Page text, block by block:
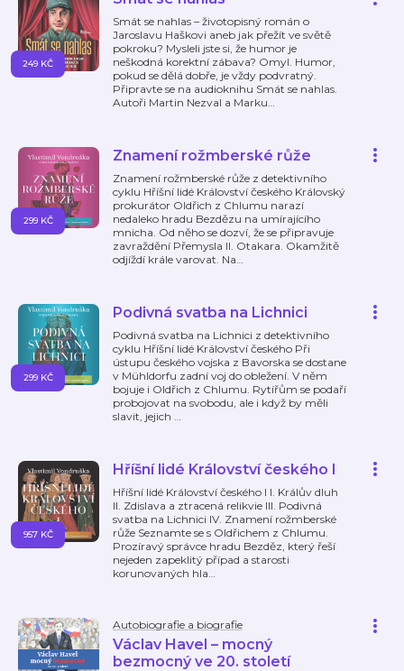
Smát se nahlas – životopisný román o
Jaroslavu Haškovi aneb jak přežít ve světě
pokroku? Mysleli jste si, že humor je
neškodná korektní zábava? Omyl. Humor,
pokud se dělá dobře, je vždy podvratný.
Připravte se na audioknihu Smát se nahlas.
Autoři Martin Nezval a Marku…
249 KČ
Znamení rožmberské růže
Znamení rožmberské růže z detektivního
cyklu Hříšní lidé Království českého Královský
prokurátor Oldřich z Chlumu narazí
nedaleko hradu Bezdězu na umírajícího
mnicha. Od něho se dozví, že se připravuje
zavraždění Přemysla II. Otakara. Okamžitě
odjíždí krále varovat. Na…
299 KČ
Podivná svatba na Lichnici
Podivná svatba na Lichnici z detektivního
cyklu Hříšní lidé Království českého Při
ústupu českého vojska z Bavorska se dostane
v Mühldorfu zadní voj do obležení. V něm
bojuje i Oldřich z Chlumu. Rytířům se podaří
probojovat na svobodu, ale i když by měli
slavit, jejich …
299 KČ
Hříšní lidé Království českého I
Hříšní lidé Království českého I I. Králův dluh
II. Zdislava a ztracená relikvie III. Podivná
svatba na Lichnici IV. Znamení rožmberské
růže Seznamte se s Oldřichem z Chlumu.
Prozíravý správce hradu Bezděz, který řeší
nejeden zapeklitý případ a starosti
korunovaných hla…
957 KČ
Autobiografie a biografie
Václav Havel – mocný
bezmocný ve 20. století